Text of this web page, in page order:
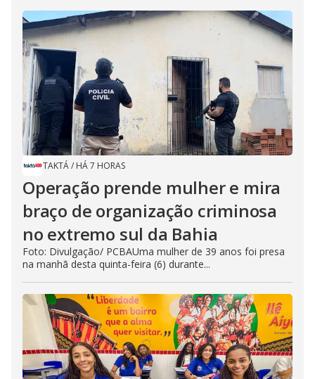
TAKTÁ/ HÁ 7 HORAS
Operação prende mulher e mira
braço de organização criminosa
no extremo sul da Bahia
Foto: Divulgação/ PCBAUma mulher de 39 anos foi presa
na manhã desta quinta-feira (6) durante...